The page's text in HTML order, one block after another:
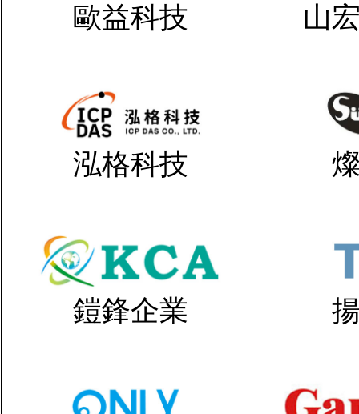
歐益科技 山
泓格科技
鎧鋒企業